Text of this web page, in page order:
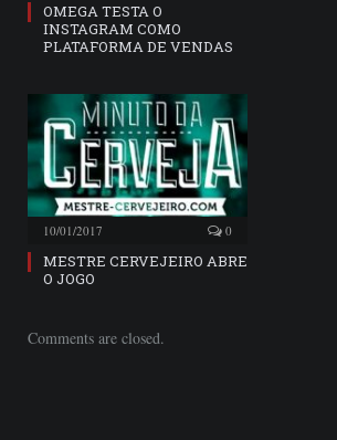
OMEGA TESTA O
INSTAGRAM COMO
PLATAFORMA DE VENDAS
10/01/2017 0
MESTRE CERVEJEIRO ABRE
O JOGO
Comments are closed.